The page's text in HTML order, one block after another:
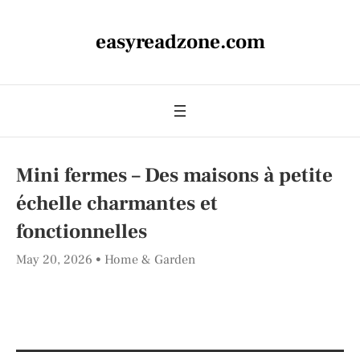
easyreadzone.com
Mini fermes – Des maisons à petite
échelle charmantes et
fonctionnelles
May 20, 2026 Home & Garden